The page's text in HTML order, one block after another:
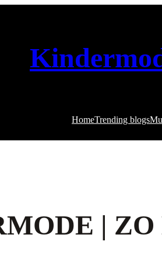
HomeTrending blogs
|